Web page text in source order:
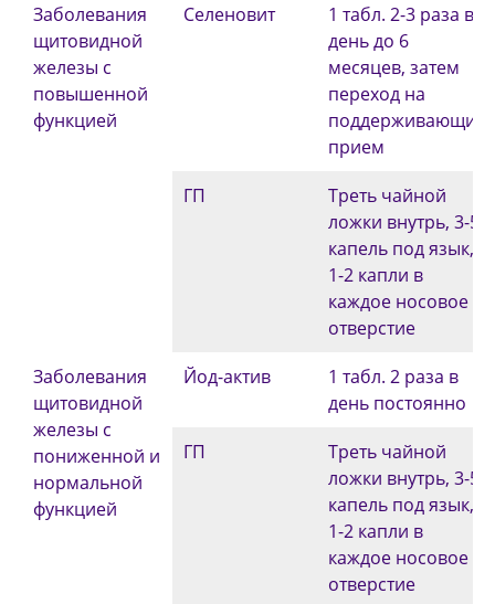
Заболевания
щито­видной
железы с
повышенной
функцией
Селеновит
1 табл. 2-3 раза в
день до 6
месяцев, затем
переход на
поддерживающий
прием
ГП
Треть чайной
ложки внутрь, 3-5
капель под язык,
1-2 капли в
каждое носовое
отверстие
Заболевания
щитовидной
железы с
пониженной и
нормальной
функцией
Йод-актив
1 табл. 2 раза в
день постоянно
ГП
Треть чайной
ложки внутрь, 3-5
капель под язык,
1-2 капли в
каждое носовое
отверстие